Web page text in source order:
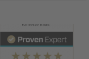
mit
Ihrem